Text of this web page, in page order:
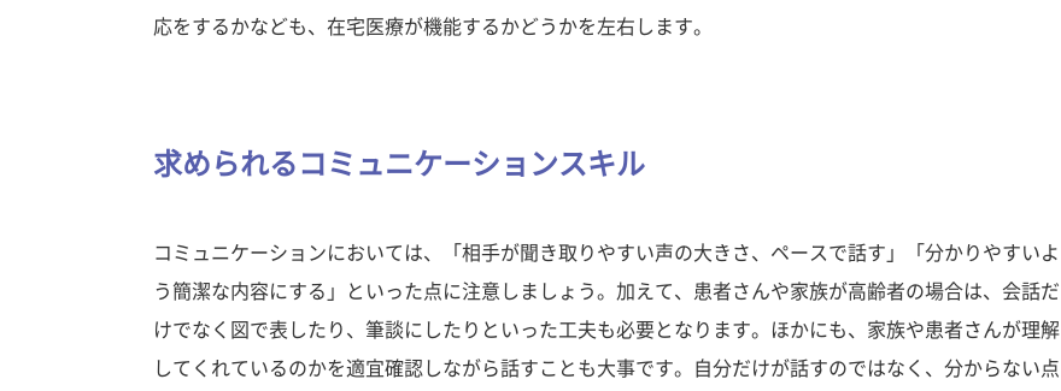
応をするかなども、在宅医療が機能するかどうかを左右します。
求められるコミュニケーションスキル
コミュニケーションにおいては、「相手が聞き取りやすい声の大きさ、ペースで話す」「分かりやすいよ
う簡潔な内容にする」といった点に注意しましょう。加えて、患者さんや家族が高齢者の場合は、会話だ
けでなく図で表したり、筆談にしたりといった工夫も必要となります。ほかにも、家族や患者さんが理解
してくれているのかを適宜確認しながら話すことも大事です。自分だけが話すのではなく、分からない点